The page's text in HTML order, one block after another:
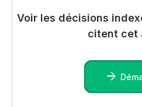
Voir les décisions
citent cet